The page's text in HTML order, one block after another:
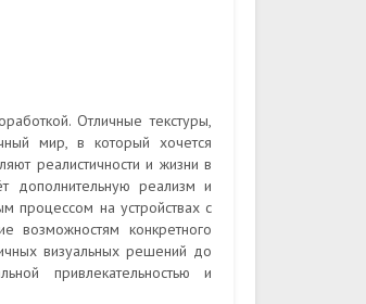
Отличные текстуры,
мир, в который хочется
реалистичности и жизни в
дополнительную реализм и
процессом на устройствах с
возможностям конкретного
визуальных решений до
привлекательностью и